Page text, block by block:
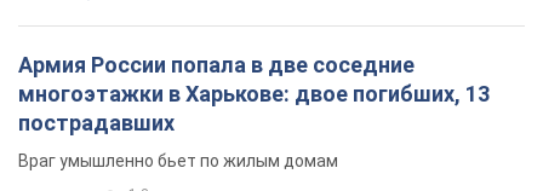
Армия России попала в две соседние
многоэтажки в Харькове: двое погибших, 13
пострадавших
Враг умышленно бьет по жилым домам